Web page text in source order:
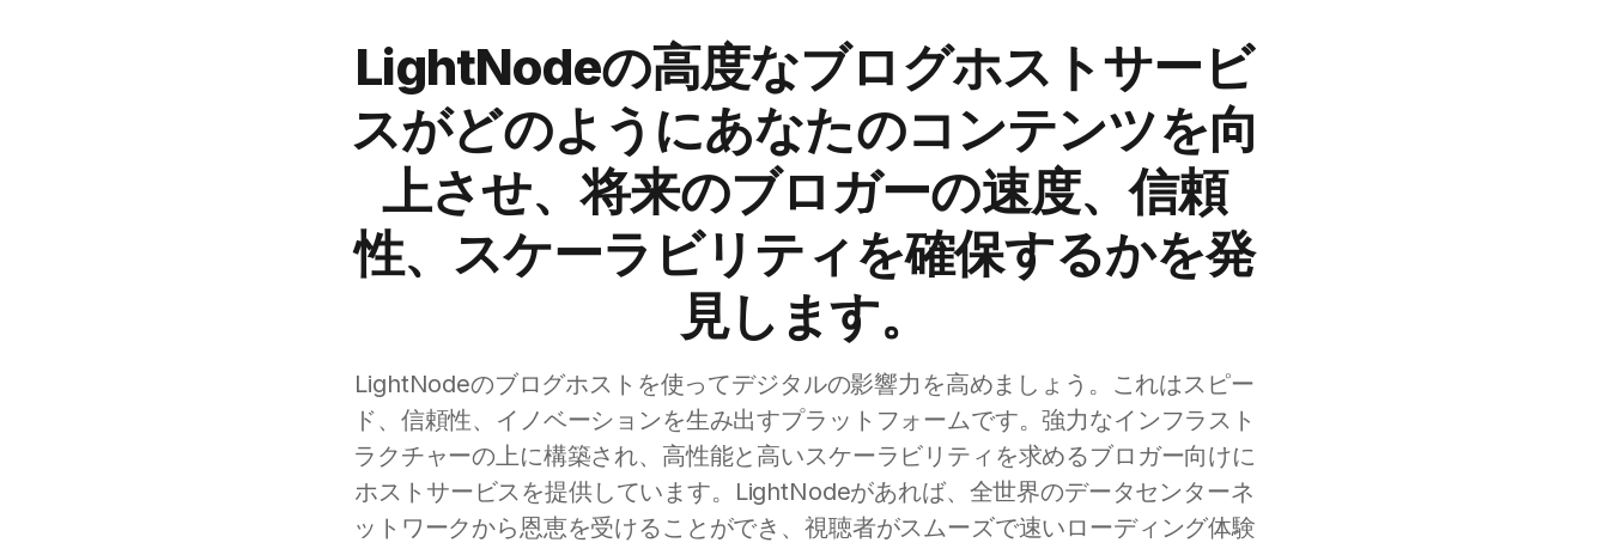
LightNodeの高度なブログホストサービ
スがどのようにあなたのコンテンツを向
上させ、将来のブロガーの速度、信頼
性、スケーラビリティを確保するかを発
見します。
LightNodeのブログホストを使ってデジタルの影響力を高めましょう。これはスピー
ド、信頼性、イノベーションを生み出すプラットフォームです。強力なインフラスト
ラクチャーの上に構築され、高性能と高いスケーラビリティを求めるブロガー向けに
ホストサービスを提供しています。LightNodeがあれば、全世界のデータセンターネ
ットワークから恩恵を受けることができ、視聴者がスムーズで速いローディング体験